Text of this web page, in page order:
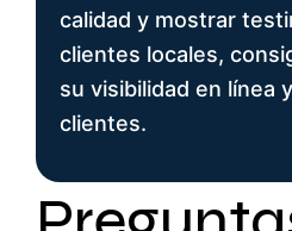
calidad y mostrar
clientes locales,
su visibilidad en línea
clientes.